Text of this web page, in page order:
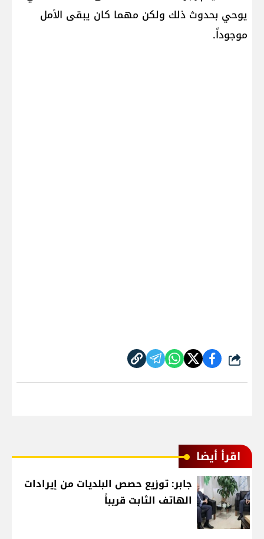
يوحي بحدوث ذلك ولكن مهما كان يبقى الأمل
موجوداً.
شارك
اقرأ أيضا
جابر: توزيع حصص البلديات من إيرادات
الهاتف الثابت قريباً